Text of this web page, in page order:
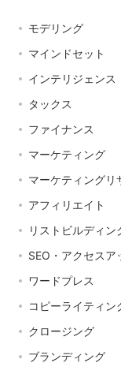
モデリング
マインドセット
インテリジェンス
タックス
ファイナンス
マーケティング
マーケティングリ
アフィリエイト
リストビルディン
SEO・アクセスア
ワードプレス
コピーライティン
クロージング
ブランディング